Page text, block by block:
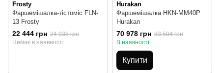
Frosty
Фаршемішалка-тістоміс FLN-
13 Frosty
22 444 грн 24 938 грн
Немає в наявності
Hurakan
Фаршемішалка HKN-MM40P
Hurakan
70 978 грн 83 504 грн
В наявності
Купити